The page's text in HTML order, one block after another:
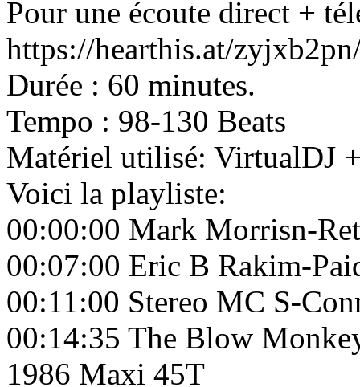
Pour une écoute direct +
https://hearthis.at/
Durée : 60 minutes.
Tempo : 98-130 Beats
Matériel utilisé: VirtualDJ
Voici la playliste:
00:00:00 Mark Morrisn-
00:07:00 Eric B Rakim-
00:11:00 Stereo MC S-
00:14:35 The Blow
1986 Maxi 45T